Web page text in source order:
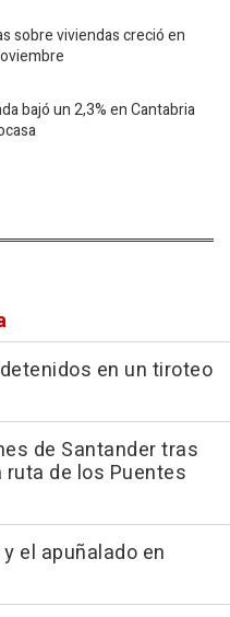
sobre viviendas creció en
bajó un 2,3% en Cantabria
en un tiroteo
de Santander tras
de los Puentes
el apuñalado en